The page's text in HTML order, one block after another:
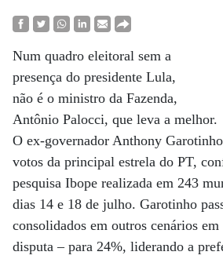
Num quadro eleitoral sem a
presença do presidente Lula,
não é o ministro da Fazenda,
Antônio Palocci, que leva a melhor.
O ex-governador Anthony
votos da principal estrela do PT,
pesquisa Ibope realizada em 243
dias 14 e 18 de julho. Garotinho
consolidados em outros cenários
disputa – para 24%, liderando a